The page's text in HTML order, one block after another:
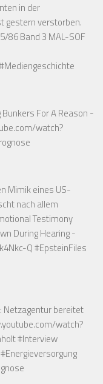
in der
gestern verstorben.
86 Band 3 MAL-SOF
For A Reason -
watch?
Mimik eines US-
nach allem
Testimony
During Hearing -
Q#EpsteinFiles
Netzagentur bereitet
watch?
#Interview